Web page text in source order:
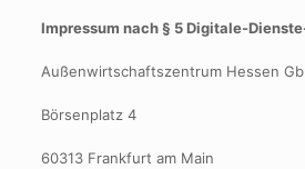
Impressum nach § 5 Digitale-
Außenwirtschaftszentrum Hessen
Börsenplatz 4
60313 Frankfurt am Main